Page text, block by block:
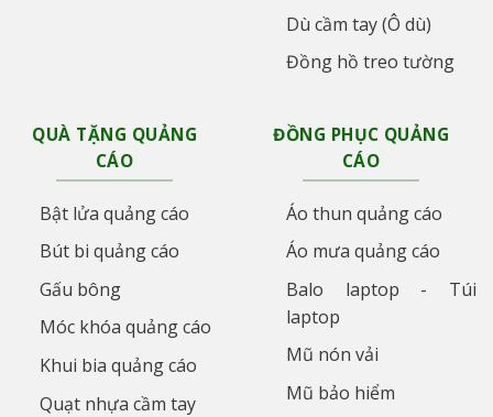
Dù cầm tay (Ô dù)
Đồng hồ treo tường
QUÀ TẶNG QUẢNG
CÁO
Bật lửa quảng cáo
Bút bi quảng cáo
Gấu bông
Móc khóa quảng cáo
Khui bia quảng cáo
Quạt nhựa cầm tay
ĐỒNG PHỤC QUẢNG
CÁO
Áo thun quảng cáo
Áo mưa quảng cáo
Balo laptop - Túi
laptop
Mũ nón vải
Mũ bảo hiểm